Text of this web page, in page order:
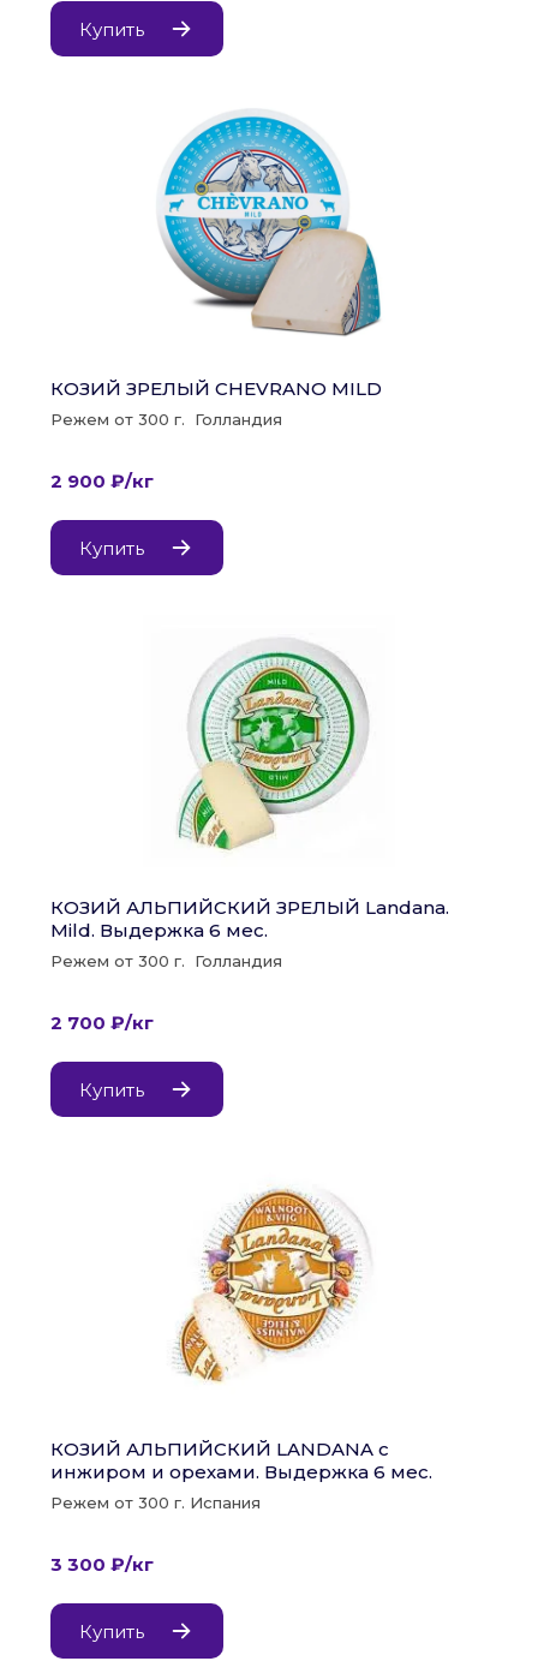
Купить
КОЗИЙ ЗРЕЛЫЙ CHEVRANO MILD
Режем от 300 г.  Голландия
2 900 ₽/кг
Купить
КОЗИЙ АЛЬПИЙСКИЙ ЗРЕЛЫЙ Landana.
Mild. Выдержка 6 мес.
Режем от 300 г.  Голландия
2 700 ₽/кг
Купить
КОЗИЙ АЛЬПИЙСКИЙ LANDANA с
инжиром и орехами. Выдержка 6 мес.
Режем от 300 г. Испания
3 300 ₽/кг
Купить